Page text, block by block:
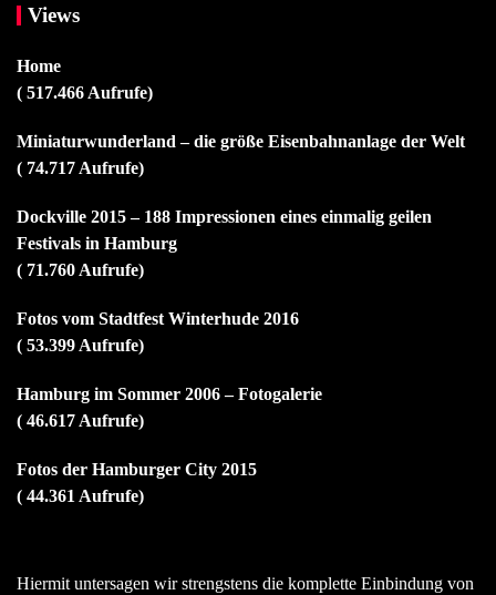
Views
Home
( 517.466 Aufrufe)
Miniaturwunderland – die größe Eisenbahnanlage der Welt
( 74.717 Aufrufe)
Dockville 2015 – 188 Impressionen eines einmalig geilen
Festivals in Hamburg
( 71.760 Aufrufe)
Fotos vom Stadtfest Winterhude 2016
( 53.399 Aufrufe)
Hamburg im Sommer 2006 – Fotogalerie
( 46.617 Aufrufe)
Fotos der Hamburger City 2015
( 44.361 Aufrufe)
Hiermit untersagen wir strengstens die komplette Einbindung von